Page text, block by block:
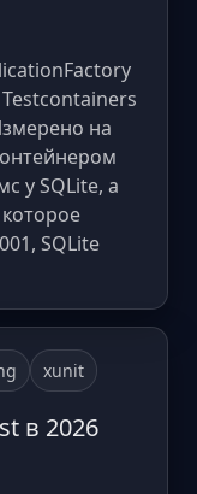
на
у SQLite, а
SQLite
xunit
в 2026